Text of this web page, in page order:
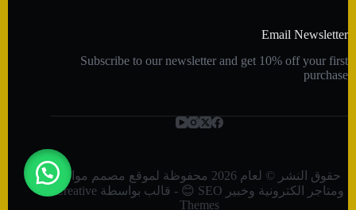
Email Newsletter
Subscribe to our newsletter and get 10% off your first
purchase
حقوق النشر © لعام 2026 محفوظة لموقع مصمم مواقع
ومتاجر الكترونية وخبير SEO 😊 - قالب بواسطة
Creative
Themes